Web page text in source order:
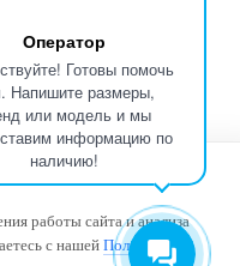
Оператор
Готовы помочь
Напишите размеры,
или модель и мы
информацию по
наличию!
работы сайта и анализа
с нашей Политикой